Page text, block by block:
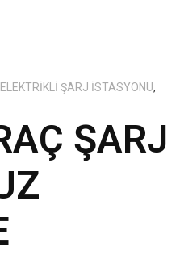
ELEKTRIKLI ŞARJ İSTASYONU,
ŞARJ